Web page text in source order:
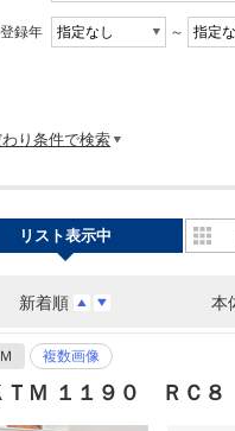
録年 ～
わり条件で検索
新着順 本
リスト表示中
複数画像
ＴＭ １１９０ ＲＣ